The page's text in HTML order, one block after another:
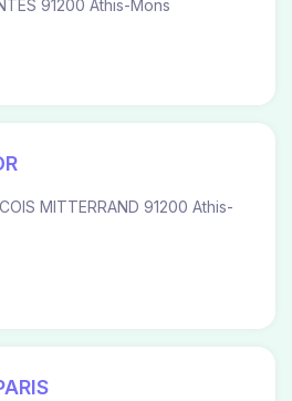
91200 Athis-Mons
MITTERRAND 91200 Athis-